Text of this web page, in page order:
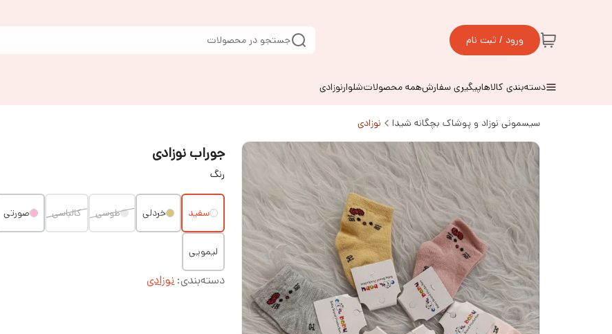
ورود / ثبت نام جستجو در محصولات
دسته‌بندی کالاهاپیگیری سفارشهمه محصولاتشلوارنوزادی
سیسمونی نوزاد و پوشاک بچگانه شیدا نوزادی
جوراب نوزادی
رنگ
سفید خردلی طوسی کالباسی صورتی
لیمویی
دسته‌بندی:نوزادی